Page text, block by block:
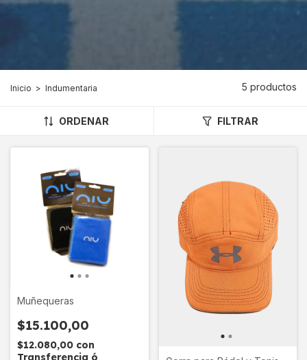
Inicio > Indumentaria 5 productos
ORDENAR FILTRAR
Muñequeras
$15.100,00
$12.080,00 con
Transferencia ó